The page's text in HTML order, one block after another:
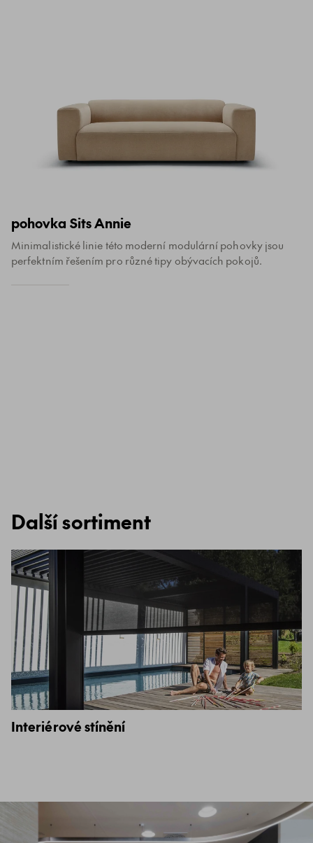
pohovka Sits Annie
Minimalistické linie této moderní modulární pohovky jsou
perfektním řešením pro různé tipy obývacích pokojů.
Další sortiment
Interiérové stínění